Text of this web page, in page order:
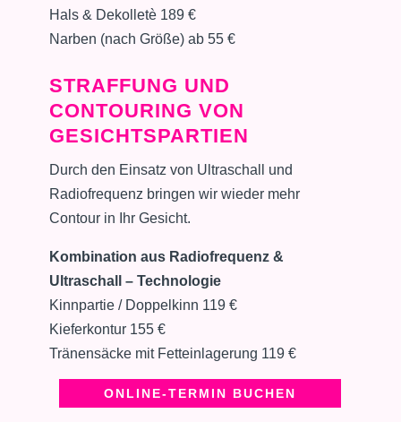
Hals & Dekolletè 189 €
Narben (nach Größe) ab 55 €
STRAFFUNG UND
CONTOURING VON
GESICHTSPARTIEN
Durch den Einsatz von Ultraschall und
Radiofrequenz bringen wir wieder mehr
Contour in Ihr Gesicht.
Kombination aus Radiofrequenz &
Ultraschall – Technologie
Kinnpartie / Doppelkinn 119 €
Kieferkontur 155 €
Tränensäcke mit Fetteinlagerung 119 €
ONLINE-TERMIN BUCHEN